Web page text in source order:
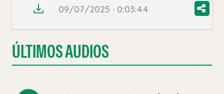
09/07/2025 · 0:03:44
ÚLTIMOS AUDIOS